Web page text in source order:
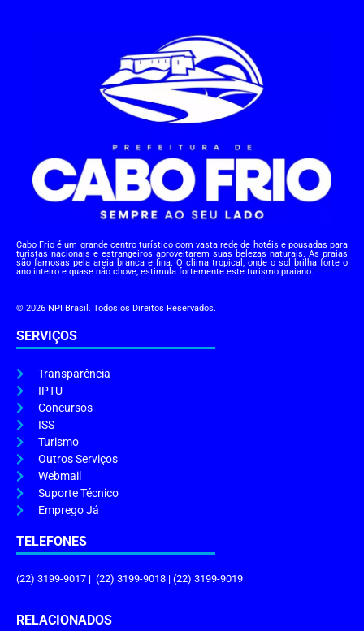
Cabo Frio é um grande centro turístico com vasta rede de hotéis e pousadas para
turistas nacionais e estrangeiros aproveitarem suas belezas naturais. As praias
são famosas pela areia branca e fina. O clima tropical, onde o sol brilha forte o
ano inteiro e quase não chove, estimula fortemente este turismo praiano.
© 2026 NPI Brasil. Todos os Direitos Reservados.
SERVIÇOS
Transparência
IPTU
Concursos
ISS
Turismo
Outros Serviços
Webmail
Suporte Técnico
Emprego Já
TELEFONES
(22) 3199-9017 | (22) 3199-9018 | (22) 3199-9019
RELACIONADOS